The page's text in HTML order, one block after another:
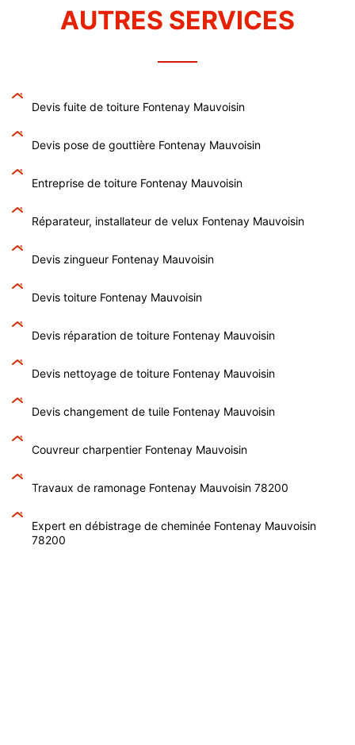
AUTRES SERVICES
Devis fuite de toiture Fontenay Mauvoisin
Devis pose de gouttière Fontenay Mauvoisin
Entreprise de toiture Fontenay Mauvoisin
Réparateur, installateur de velux Fontenay Mauvoisin
Devis zingueur Fontenay Mauvoisin
Devis toiture Fontenay Mauvoisin
Devis réparation de toiture Fontenay Mauvoisin
Devis nettoyage de toiture Fontenay Mauvoisin
Devis changement de tuile Fontenay Mauvoisin
Couvreur charpentier Fontenay Mauvoisin
Travaux de ramonage Fontenay Mauvoisin 78200
Expert en débistrage de cheminée Fontenay Mauvoisin
78200